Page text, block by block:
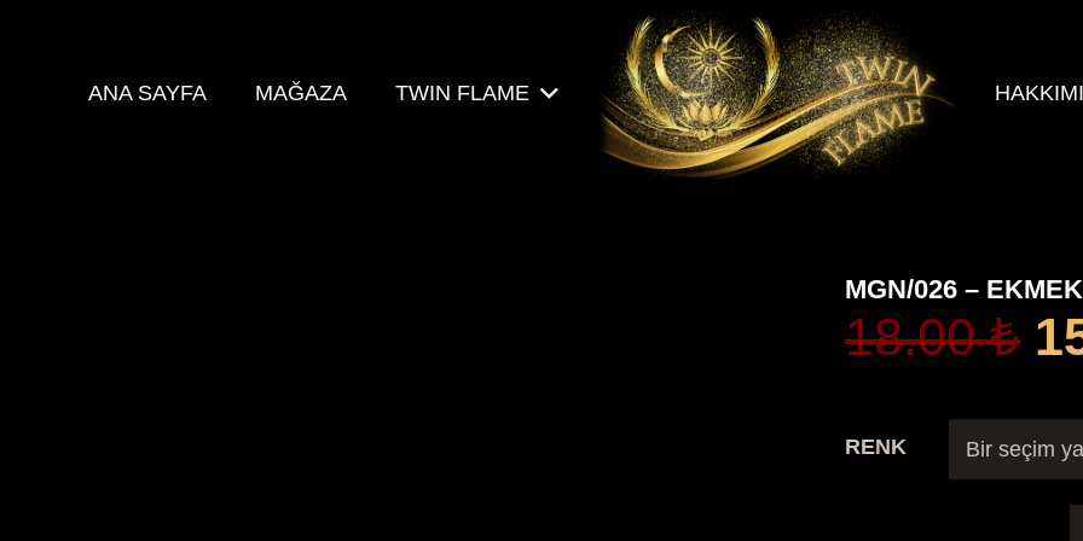
ANA SAYFA MAĞAZA TWIN FLAME
MGN/026 –
18.00₺
RENK